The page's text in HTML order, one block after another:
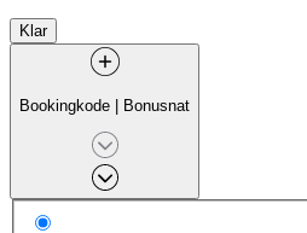
Klar
Bookingkode | Bonusnat